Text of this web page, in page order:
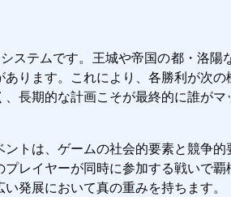
テムです。王城や帝国の都・洛
ります。これにより、各勝利が次
長期的な計画こそが最終的に誰がマ
トは、ゲームの社会的要素と競争
レイヤーが同時に参加する戦いで
発展において真の重みを持ちます。